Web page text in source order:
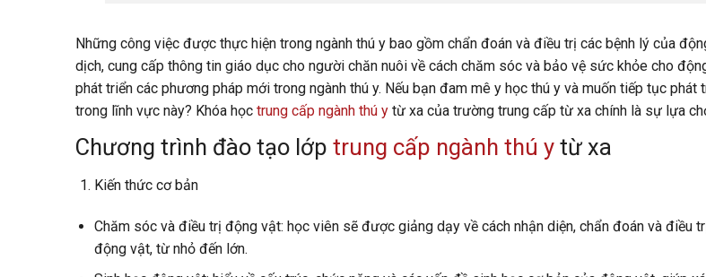
Những công việc được thực hiện trong ngành thú y bao gồm chẩn đoán và điều trị các bệnh lý của
dịch, cung cấp thông tin giáo dục cho người chăn nuôi về cách chăm sóc và bảo vệ sức khỏe cho
phát triển các phương pháp mới trong ngành thú y. Nếu bạn đam mê y học thú y và muốn tiếp tục phát
trong lĩnh vực này? Khóa học trung cấp ngành thú ytừ xa của trường trung cấp từ xa chính là sự lựa
Chương trình đào tạo lớp trung cấp ngành thú ytừ xa
Kiến thức cơ bản
Chăm sóc và điều trị động vật: học viên sẽ được giảng dạy về cách nhận diện, chẩn đoán và điều
động vật, từ nhỏ đến lớn.